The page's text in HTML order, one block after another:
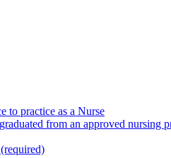
to practice as a Nurse
from an approved nursing